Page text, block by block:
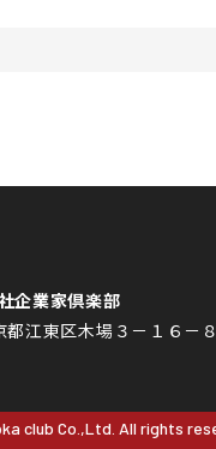
企業家倶楽部
江東区木場３－１６－
club Co.,Ltd. All rights